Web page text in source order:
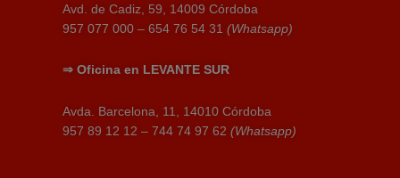
Avd. de Cadiz, 59, 14009 Córdoba
957 077 000 – 654 76 54 31 (Whatsapp)
⇒ Oficina en LEVANTE SUR
Avda. Barcelona, 11, 14010 Córdoba
957 89 12 12 – 744 74 97 62 (Whatsapp)